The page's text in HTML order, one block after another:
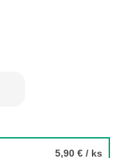
5,90 € / ks